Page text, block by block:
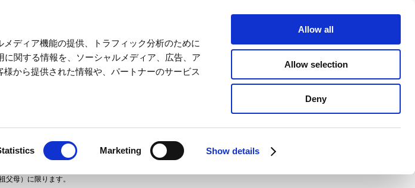
ディア機能の提供、トラフィック分析のために
関する情報を、ソーシャルメディア、広告、ア
から提供された情報や、パートナーのサービス
Marketing Show details
Allow all
Allow selection
Deny
passport.
対象となります。
。
父母）に限ります。